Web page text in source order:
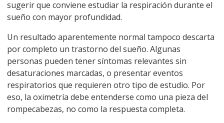
sugerir que conviene estudiar la respiración durante el
sueño con mayor profundidad.
Un resultado aparentemente normal tampoco descarta
por completo un trastorno del sueño. Algunas
personas pueden tener síntomas relevantes sin
desaturaciones marcadas, o presentar eventos
respiratorios que requieren otro tipo de estudio. Por
eso, la oximetría debe entenderse como una pieza del
rompecabezas, no como la respuesta completa.